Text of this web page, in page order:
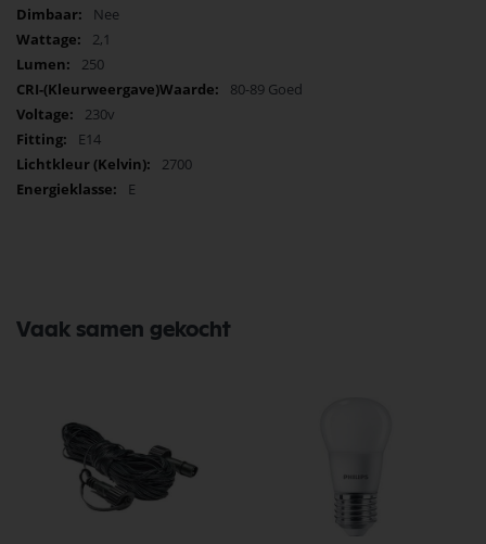
Nee
2,1
250
80-89 Goed
230v
E14
2700
E
Vaak samen gekocht